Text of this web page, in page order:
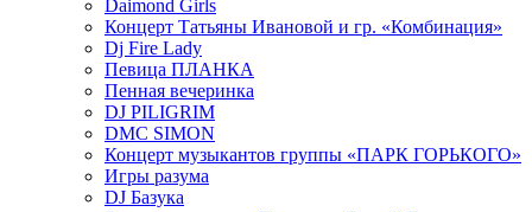
Daimond Girls
Концерт Татьяны Ивановой и гр. «Комбинация»
Dj Fire Lady
Певица ПЛАНКА
Пенная вечеринка
DJ PILIGRIM
DMC SIMON
Концерт музыкантов группы «ПАРК ГОРЬКОГО»
Игры разума
DJ Базука